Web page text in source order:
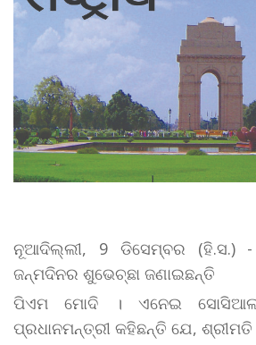
ନୂଆଦିଲ୍ଲୀ, 9 ଡିସେମ୍ବର (ହି.ସ.) -
ଜନ୍ମଦିନର ଶୁଭେଚ୍ଛା ଜଣାଇଛନ୍ତି
ପିଏମ ମୋଦି । ଏନେଇ
ପ୍ରଧାନମନ୍ତ୍ରୀ କହିଛନ୍ତି ଯେ, ଶ୍ରୀମତି